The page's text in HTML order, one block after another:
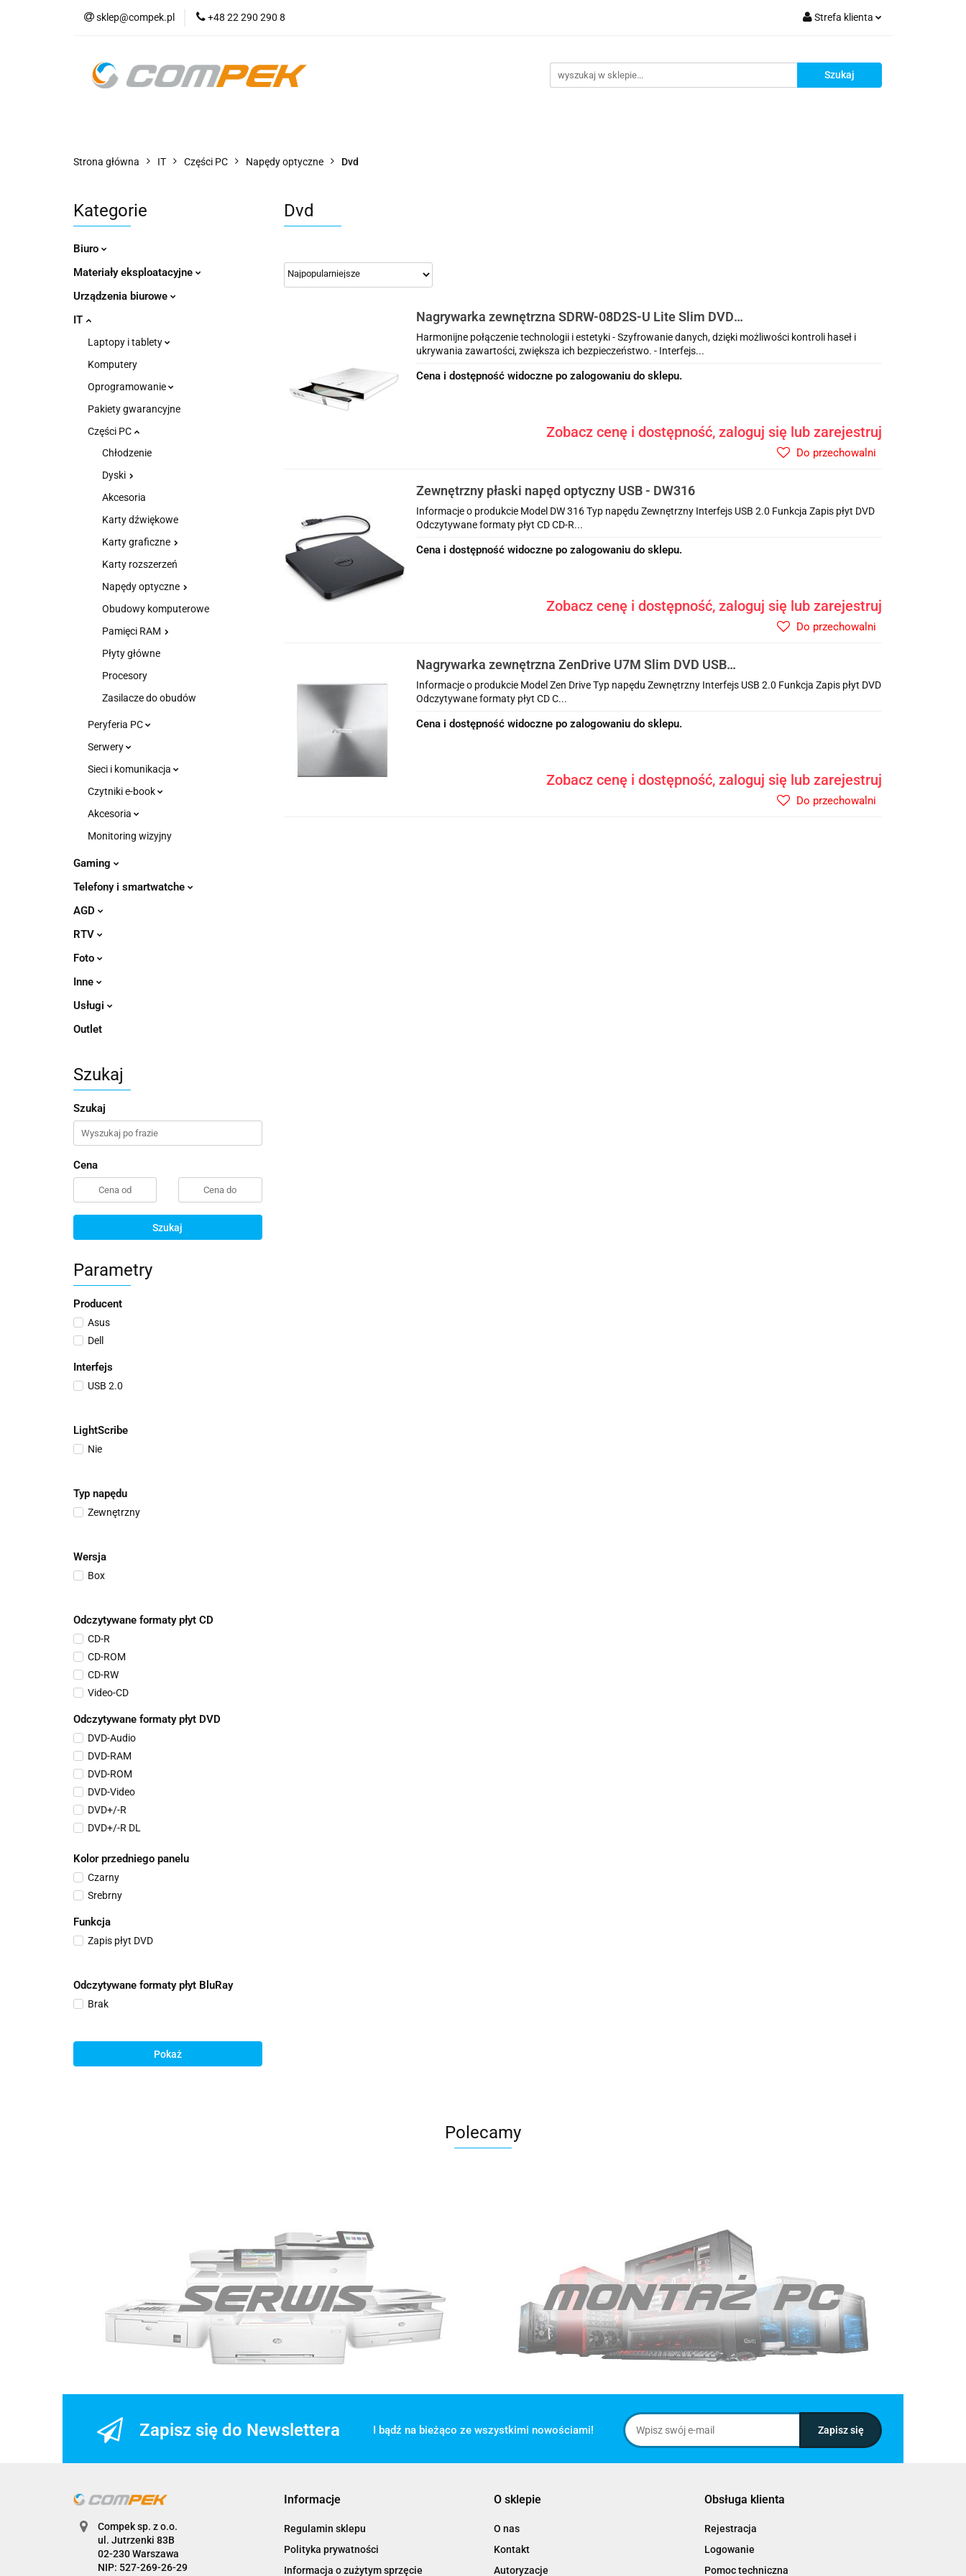
sklep@compek.pl +48 22 290 290 8 Strefa klienta
Zarejestruj się
O nas
Strona główna IT Części PC Napędy optyczne Dvd
Kategorie
Biuro
Materiały eksploatacyjne
Urządzenia biurowe
IT
Laptopy i tablety
Komputery
Oprogramowanie
Pakiety gwarancyjne
Części PC
Chłodzenie
Dyski
Akcesoria
Karty dźwiękowe
Karty graficzne
Karty rozszerzeń
Napędy optyczne
Obudowy komputerowe
Pamięci RAM
Płyty główne
Procesory
Zasilacze do obudów
Peryferia PC
Serwery
Sieci i komunikacja
Czytniki e-book
Akcesoria
Monitoring wizyjny
Gaming
Telefony i smartwatche
AGD
RTV
Foto
Inne
Usługi
Outlet
Szukaj
Szukaj
Cena
Szukaj
Parametry
Producent
Asus
Dell
Interfejs
USB 2.0
LightScribe
Nie
Typ napędu
Zewnętrzny
Wersja
Box
Odczytywane formaty płyt CD
CD-R
CD-ROM
CD-RW
Video-CD
Odczytywane formaty płyt DVD
DVD-Audio
DVD-RAM
DVD-ROM
DVD-Video
DVD+/-R
DVD+/-R DL
Kolor przedniego panelu
Czarny
Srebrny
Funkcja
Zapis płyt DVD
Odczytywane formaty płyt BluRay
Brak
Pokaż
Dvd
Nagrywarka zewnętrzna SDRW-08D2S-U Lite Slim DVD
USB biała
Harmonijne połączenie technologii i estetyki - Szyfrowanie danych, dzięki możliwości kontroli haseł i
ukrywania zawartości, zwiększa ich bezpieczeństwo. - Interfejs...
Cena i dostępność widoczne po zalogowaniu do sklepu.
Zobacz cenę i dostępność, zaloguj się lub zarejestruj
Do przechowalni
Zewnętrzny płaski napęd optyczny USB - DW316
Informacje o produkcie Model DW 316 Typ napędu Zewnętrzny Interfejs USB 2.0 Funkcja Zapis płyt DVD
Odczytywane formaty płyt CD CD-R...
Cena i dostępność widoczne po zalogowaniu do sklepu.
Zobacz cenę i dostępność, zaloguj się lub zarejestruj
Do przechowalni
Nagrywarka zewnętrzna ZenDrive U7M Slim DVD USB
srebrna
Informacje o produkcie Model Zen Drive Typ napędu Zewnętrzny Interfejs USB 2.0 Funkcja Zapis płyt DVD
Odczytywane formaty płyt CD C...
Cena i dostępność widoczne po zalogowaniu do sklepu.
Zobacz cenę i dostępność, zaloguj się lub zarejestruj
Do przechowalni
Polecamy
Zapisz się do Newslettera I bądź na bieżąco ze wszystkimi nowościami!
Compek sp. z o.o.
ul. Jutrzenki 83B
02-230 Warszawa
NIP: 527-269-26-29
Informacje
Regulamin sklepu
Polityka prywatności
Informacja o zużytym sprzęcie
O sklepie
O nas
Kontakt
Autoryzacje
Obsługa klienta
Rejestracja
Logowanie
Pomoc techniczna